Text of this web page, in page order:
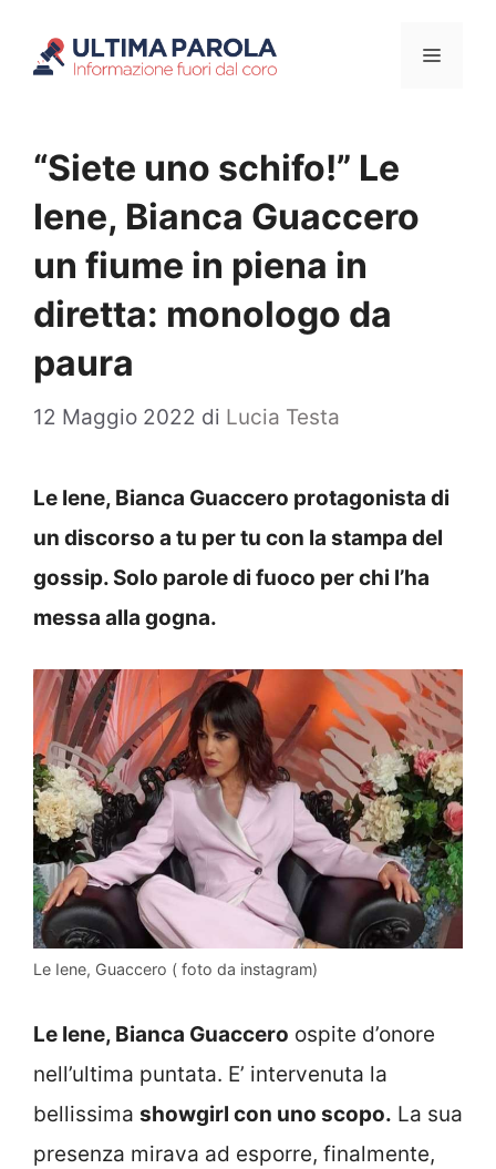
Menu
“Siete uno schifo!” Le
Iene, Bianca Guaccero
un fiume in piena in
diretta: monologo da
paura
12 Maggio 2022 di Lucia Testa
Le Iene, Bianca Guaccero protagonista di
un discorso a tu per tu con la stampa del
gossip. Solo parole di fuoco per chi l’ha
messa alla gogna.
Le Iene, Guaccero ( foto da instagram)
Le Iene, Bianca Guaccero ospite d’onore
nell’ultima puntata. E’ intervenuta la
bellissima showgirl con uno scopo. La sua
presenza mirava ad esporre, finalmente,